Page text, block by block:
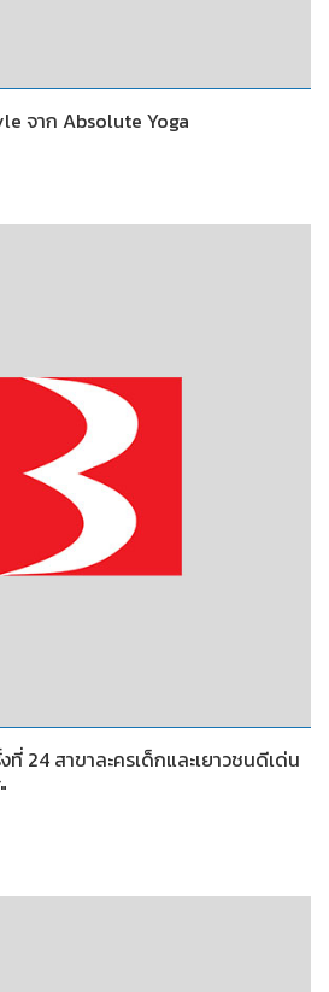
2553
จาก Absolute Yoga
2553
ที่ 24 สาขาละครเด็กและเยาวชนดีเด่น